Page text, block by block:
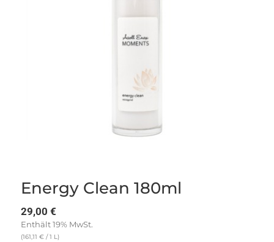
Energy Clean 180ml
29,00€
Enthält 19% MwSt.
(161,11€ / 1 L)